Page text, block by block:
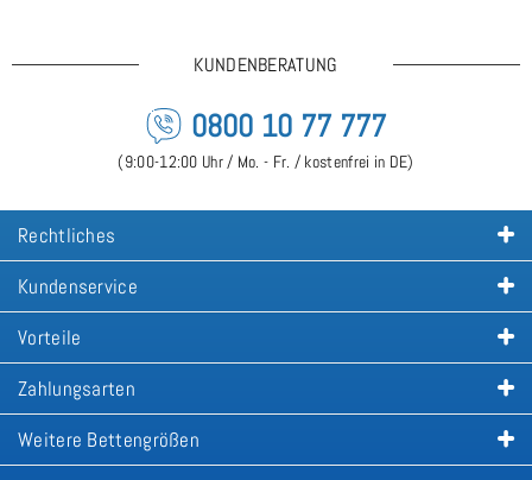
KUNDENBERATUNG
0800 10 77 777
(9:00-12:00 Uhr / Mo. - Fr. / kostenfrei in DE)
Rechtliches
Kundenservice
Vorteile
Zahlungsarten
Weitere Bettengrößen